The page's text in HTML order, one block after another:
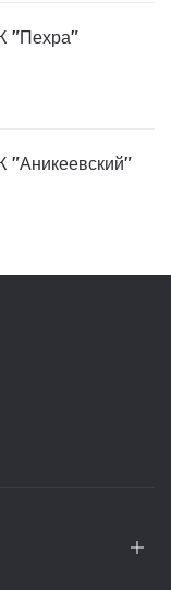
"Пехра"
"Аникеевский"